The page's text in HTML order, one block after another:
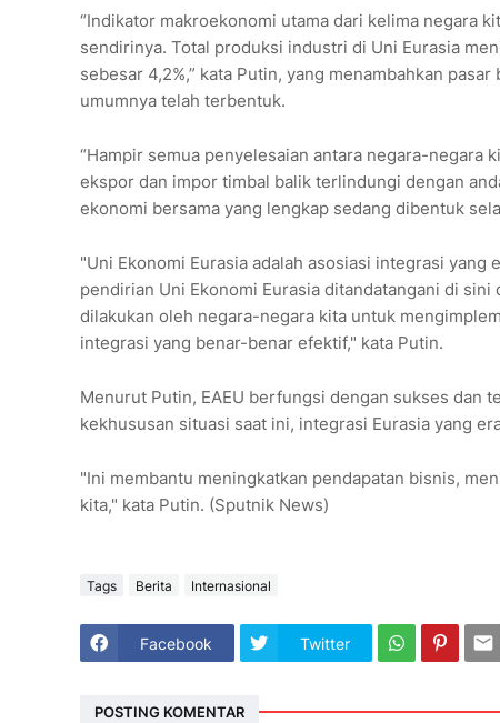
“Indikator makroekonomi utama dari kelima negara
sendirinya. Total produksi industri di Uni Eurasia
sebesar 4,2%,” kata Putin, yang menambahkan
umumnya telah terbentuk.
“Hampir semua penyelesaian antara negara-negara
ekspor dan impor timbal balik terlindungi dengan
ekonomi bersama yang lengkap sedang dibentuk
"Uni Ekonomi Eurasia adalah asosiasi integrasi
pendirian Uni Ekonomi Eurasia ditandatangani di
dilakukan oleh negara-negara kita untuk
integrasi yang benar-benar efektif," kata Putin.
Menurut Putin, EAEU berfungsi dengan sukses dan
kekhususan situasi saat ini, integrasi Eurasia yang
"Ini membantu meningkatkan pendapatan bisnis,
kita," kata Putin. (Sputnik News)
Tags Berita Internasional
Facebook Twitter
POSTING KOMENTAR